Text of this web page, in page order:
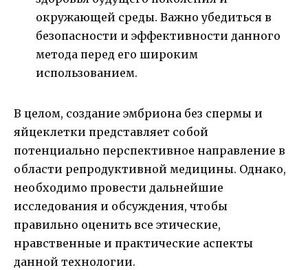
окружающей среды. Важно убедиться в
безопасности и эффективности данного
метода перед его широким
использованием.
В целом, создание эмбриона без спермы и
яйцеклетки представляет собой
потенциально перспективное направление в
области репродуктивной медицины. Однако,
необходимо провести дальнейшие
исследования и обсуждения, чтобы
правильно оценить все этические,
нравственные и практические аспекты
данной технологии.